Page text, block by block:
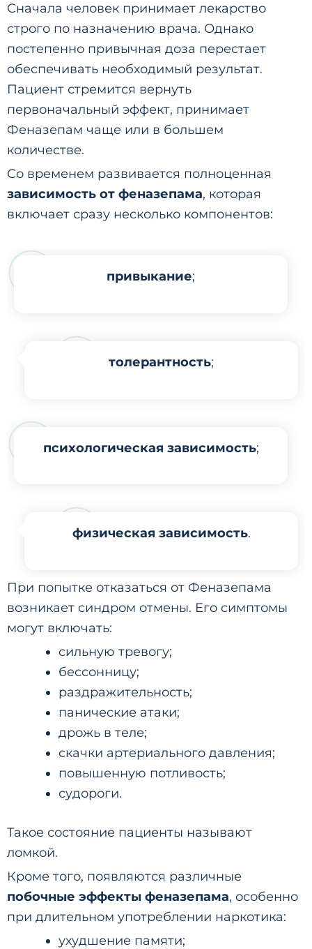
Сначала человек принимает лекарство
строго по назначению врача. Однако
постепенно привычная доза перестает
обеспечивать необходимый результат.
Пациент стремится вернуть
первоначальный эффект, принимает
Феназепам чаще или в большем
количестве.
Со временем развивается полноценная
зависимость от феназепама, которая
включает сразу несколько компонентов:
привыкание;
толерантность;
психологическая зависимость;
физическая зависимость.
При попытке отказаться от Феназепама
возникает синдром отмены. Его симптомы
могут включать:
сильную тревогу;
бессонницу;
раздражительность;
панические атаки;
дрожь в теле;
скачки артериального давления;
повышенную потливость;
судороги.
Такое состояние пациенты называют
ломкой.
Кроме того, появляются различные
побочные эффекты феназепама, особенно
при длительном употреблении наркотика:
ухудшение памяти;